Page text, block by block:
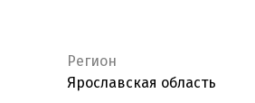
Регион
Ярославская область